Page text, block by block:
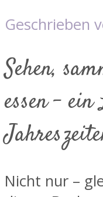
Geschrieben
Sehen,
essen -
Nicht nur –